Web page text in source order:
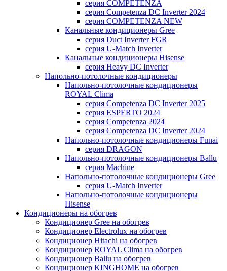
серия COMPETENZA
серия Competenza DC Inverter 2024
серия COMPETENZA NEW
Канальные кондиционеры Gree
серия Duct Inverter FGR
серия U-Match Inverter
Канальные кондиционеры Hisense
серия Heavy DC Inverter
Напольно-потолочные кондиционеры
Напольно-потолочные кондиционеры
ROYAL Clima
серия Competenza DC Inverter 2025
серия ESPERTO 2024
серия Competenza 2024
серия Competenza DC Inverter 2024
Напольно-потолочные кондиционеры Funai
серия DRAGON
Напольно-потолочные кондиционеры Ballu
серия Machine
Напольно-потолочные кондиционеры Gree
серия U-Match Inverter
Напольно-потолочные кондиционеры
Hisense
Кондиционеры на обогрев
Кондиционер Gree на обогрев
Кондиционер Electrolux на обогрев
Кондиционер Hitachi на обогрев
Кондиционер ROYAL Clima на обогрев
Кондиционер Ballu на обогрев
Кондиционер KINGHOME на обогрев